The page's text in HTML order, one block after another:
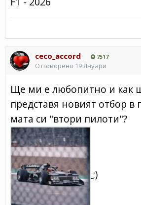
ceco_accord 7517
Отговорено 19 Януари
Ще ми е любопитно и как
представя новият отбор в
мата си "втори пилоти"?
;)